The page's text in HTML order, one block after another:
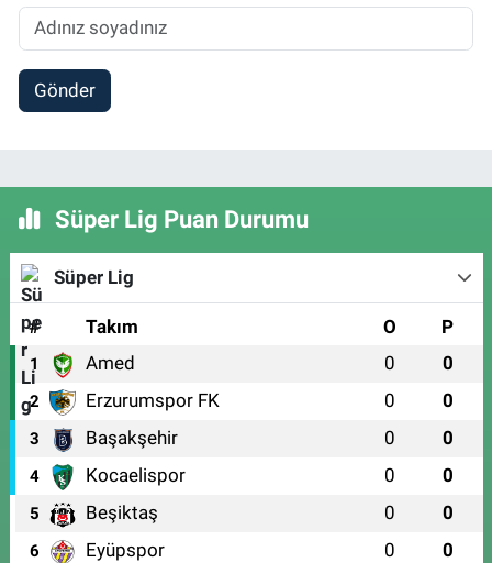
Gönder
Süper Lig Puan Durumu
Süper Lig
# Takım O P
1 Amed 0 0
2 Erzurumspor FK 0 0
3 Başakşehir 0 0
4 Kocaelispor 0 0
5 Beşiktaş 0 0
6 Eyüpspor 0 0